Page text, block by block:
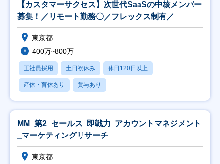
【カスタマーサクセス】次世代SaaSの中核メンバー
募集！／リモート勤務〇／フレックス制有／
東京都
400万~800万
正社員採用 土日祝休み 休日120日以上
産休・育休あり 賞与あり
MM_第2_セールス_即戦力_アカウントマネジメント
_マーケティングリサーチ
東京都